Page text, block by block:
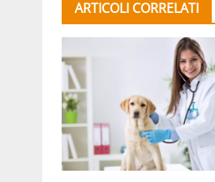
ARTICOLI CORRELATI